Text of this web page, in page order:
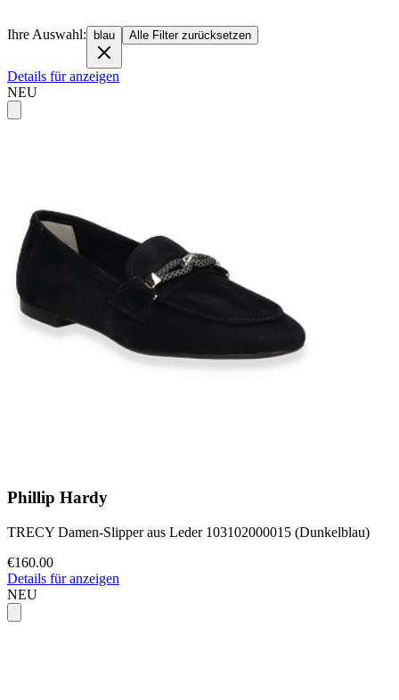
Ihre Auswahl: blau Alle Filter zurücksetzen
Details für anzeigen
NEU
Phillip Hardy
TRECY Damen-Slipper aus Leder 103102000015 (Dunkelblau)
€160.00
Details für anzeigen
NEU